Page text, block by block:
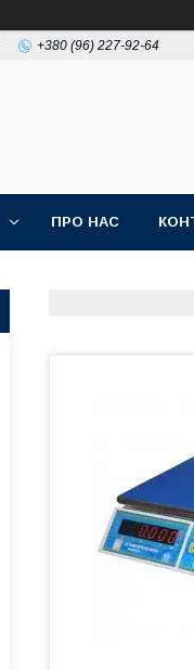
+380 (96) 227-92-64
ПРО НАС